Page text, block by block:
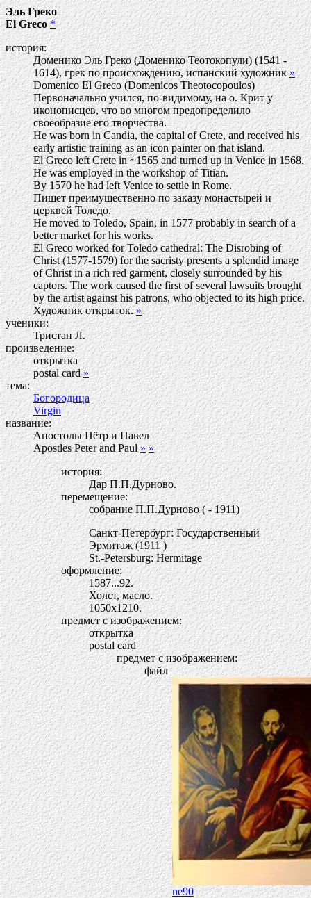
Эль Греко
El Greco *
история:
Доменико Эль Греко (Доменико Теотокопули) (1541 -
1614), грек по происхождению, испанский художник»
Domenico El Greco (Domenicos Theotocopoulos)
Первоначально учился, по-видимому, на о. Крит у
иконописцев, что во многом предопределило
своеобразие его творчества.
He was born in Candia, the capital of Crete, and received his
early artistic training as an icon painter on that island.
El Greco left Crete in ~1565 and turned up in Venice in 1568.
He was employed in the workshop of Titian.
By 1570 he had left Venice to settle in Rome.
Пишет преимущественно по заказу монастырей и
церквей Толедо.
He moved to Toledo, Spain, in 1577 probably in search of a
better market for his works.
El Greco worked for Toledo cathedral: The Disrobing of
Christ (1577-1579) for the sacristy presents a splendid image
of Christ in a rich red garment, closely surrounded by his
captors. The work caused the first of several lawsuits brought
by the artist against his patrons, who objected to its high price.
Художник открыток.»
ученики:
Тристан Л.
произведение:
открытка
postal card»
тема:
Богородица
Virgin
название:
Апостолы Пётр и Павел
Apostles Peter and Paul» »
история:
Дар П.П.Дурново.
перемещение:
собрание П.П.Дурново ( - 1911)
Санкт-Петербург: Государственный
Эрмитаж (1911 )
St.-Petersburg: Hermitage
оформление:
1587...92.
Холст, масло.
1050х1210.
предмет с изображением:
открытка
postal card
предмет с изображением:
файл
ne90